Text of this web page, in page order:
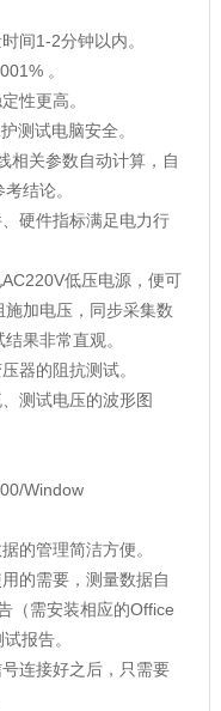
间1-2分钟以内。
。
性更高。
测试电脑安全。
相关参数自动计算，自
结论。
硬件指标满足电力行
低压电源，便可
施加电压，同步采集数
果非常直观。
器的阻抗测试。
测试电压的波形图
Window
的管理简洁方便。
的需要，测量数据自
（需安装相应的Office
报告。
连接好之后，只需要